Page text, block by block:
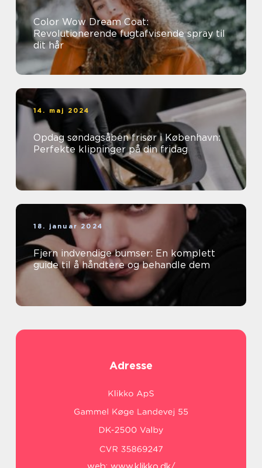
Color Wow Dream Coat:
Revolutionerende fugtafvisende spray til
dit hår
14. maj 2024
Opdag søndagsåben frisør i København:
Perfekte klipninger på din fridag
18. januar 2024
Fjern indvendige bumser: En komplett
guide til å håndtere og behandle dem
Adresse